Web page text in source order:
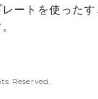
ートを使った
Reserved.